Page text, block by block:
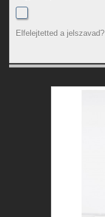
Elfelejtetted a jelszavad?